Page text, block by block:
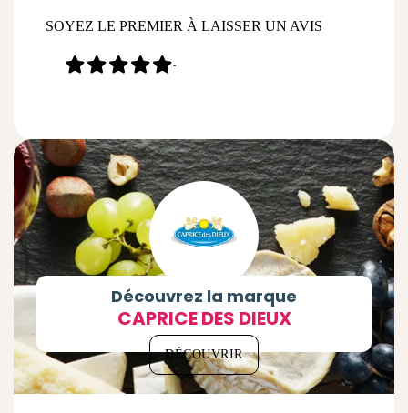
SOYEZ LE PREMIER À LAISSER UN AVIS
-
Découvrez la marque
CAPRICE DES DIEUX
DÉCOUVRIR